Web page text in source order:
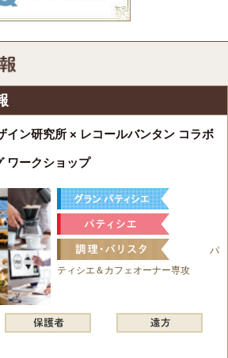
イン研究所 × レコールバンタン コラボ
ワークショップ
パ
ティシエ＆カフェオーナー専攻